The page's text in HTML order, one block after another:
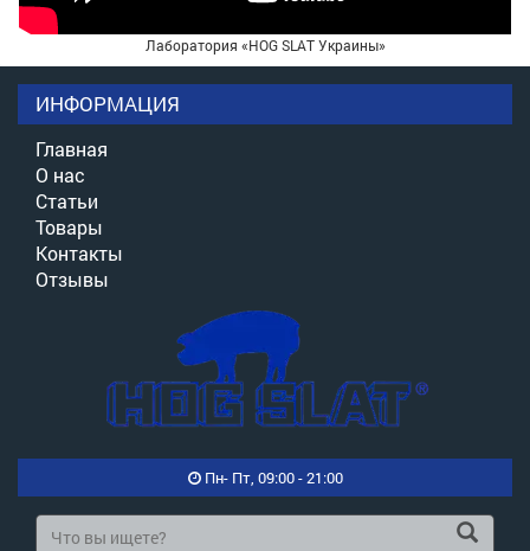
Лаборатория «HOG SLAT Украины»
ИНФОРМАЦИЯ
Главная
О нас
Статьи
Товары
Контакты
Отзывы
Пн- Пт, 09:00 - 21:00